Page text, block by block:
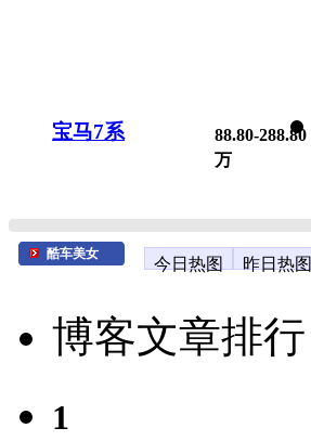
宝马7系
88.80-288.80
万
酷车美女
今日热图 昨日热图
博客文章排行
1